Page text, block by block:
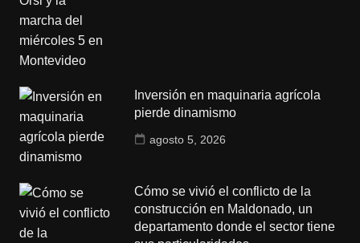
Inversión en maquinaria agrícola
pierde dinamismo
agosto 5, 2026
Cómo se vivió el conflicto de la
construcción en Maldonado, un
departamento donde el sector tiene